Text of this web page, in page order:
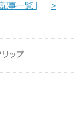
事一覧 |
>